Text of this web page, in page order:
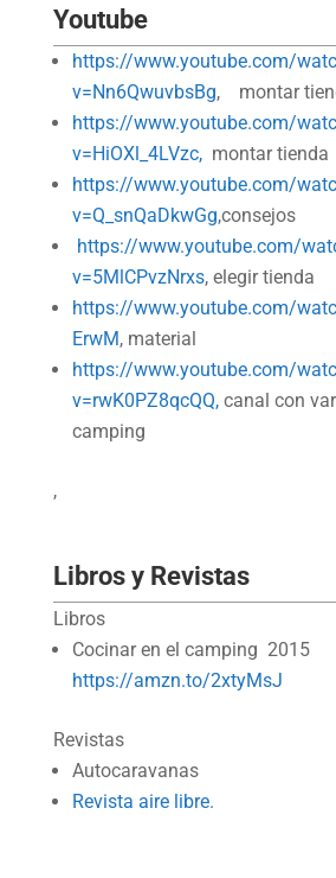
Youtube
https://www.youtube.com/
v=Nn6QwuvbsBg, montar
https://www.youtube.com/
v=HiOXl_4LVzc, montar tienda
https://www.youtube.com/
v=Q_snQaDkwGg,consejos
https://www.youtube.com/
v=5MlCPvzNrxs, elegir tienda
https://www.youtube.com/
ErwM, material
https://www.youtube.com/
v=rwK0PZ8qcQQ,canal con
camping
,
Libros y Revistas
Libros
Cocinar en el camping 2015
https://amzn.to/2xtyMsJ
Revistas
Autocaravanas
Revista aire libre.